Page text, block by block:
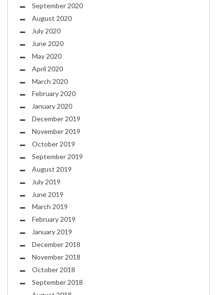
September 2020
August 2020
July 2020
June 2020
May 2020
April 2020
March 2020
February 2020
January 2020
December 2019
November 2019
October 2019
September 2019
August 2019
July 2019
June 2019
March 2019
February 2019
January 2019
December 2018
November 2018
October 2018
September 2018